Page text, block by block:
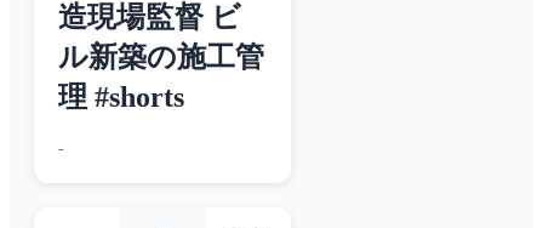
造現場監督 ビ
ル新築の施工管
理 #shorts
-